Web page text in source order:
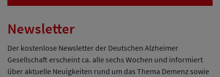
Newsletter
Der kostenlose Newsletter der Deutschen Alzheimer
Gesellschaft erscheint ca. alle sechs Wochen und informiert
über aktuelle Neuigkeiten rund um das Thema Demenz sowie